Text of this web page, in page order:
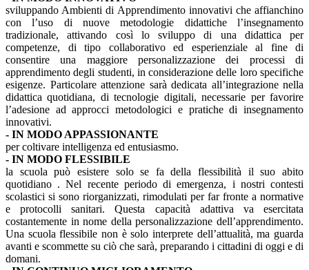
sviluppando Ambienti di Apprendimento innovativi che affianchino
con l’uso di nuove metodologie didattiche l’insegnamento
tradizionale, attivando così lo sviluppo di una didattica per
competenze, di tipo collaborativo ed esperienziale al fine di
consentire una maggiore personalizzazione dei processi di
apprendimento degli studenti, in considerazione delle loro specifiche
esigenze. Particolare attenzione sarà dedicata all’integrazione nella
didattica quotidiana, di tecnologie digitali, necessarie per favorire
l’adesione ad approcci metodologici e pratiche di insegnamento
innovativi.
- IN MODO APPASSIONANTE
per coltivare intelligenza ed entusiasmo.
- IN MODO FLESSIBILE
la scuola può esistere solo se fa della flessibilità il suo abito
quotidiano . Nel recente periodo di emergenza, i nostri contesti
scolastici si sono riorganizzati, rimodulati per far fronte a normative
e protocolli sanitari. Questa capacità adattiva va esercitata
costantemente in nome della personalizzazione dell’apprendimento.
Una scuola flessibile non è solo interprete dell’attualità, ma guarda
avanti e scommette su ciò che sarà, preparando i cittadini di oggi e di
domani.